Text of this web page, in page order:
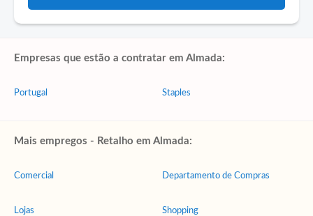
Empresas que estão a contratar em Almada:
Portugal Staples
Mais empregos - Retalho em Almada:
Comercial
Lojas
Departamento de Compras
Shopping